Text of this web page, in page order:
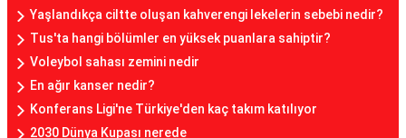
Yaşlandıkça ciltte oluşan kahverengi lekelerin sebebi nedir?
Tus'ta hangi bölümler en yüksek puanlara sahiptir?
Voleybol sahası zemini nedir
En ağır kanser nedir?
Konferans Ligi'ne Türkiye'den kaç takım katılıyor
2030 Dünya Kupası nerede